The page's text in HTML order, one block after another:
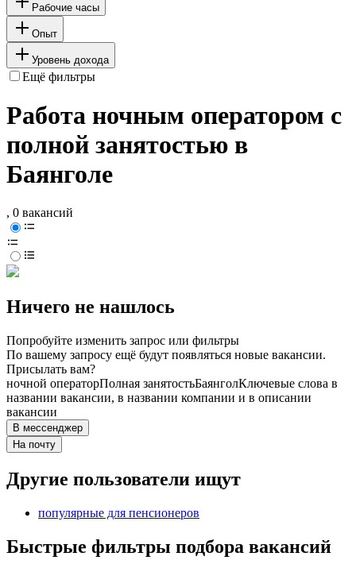
Рабочие часы
Опыт
Уровень дохода
Ещё фильтры
Работа ночным оператором с
полной занятостью в
Баянголе
, 0 вакансий
Ничего не нашлось
Попробуйте изменить запрос или фильтры
По вашему запросу ещё будут появляться новые вакансии.
Присылать вам?
ночной операторПолная занятостьБаянголКлючевые слова в
названии вакансии, в названии компании и в описании
вакансии
В мессенджер
На почту
Другие пользователи ищут
популярные для пенсионеров
Быстрые фильтры подбора вакансий